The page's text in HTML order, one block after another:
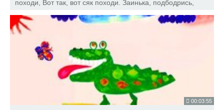
походи, Вот так, вот сяк походи. Заинька, подбодрись,
так, вот сяк подбодрись.
00:03:55